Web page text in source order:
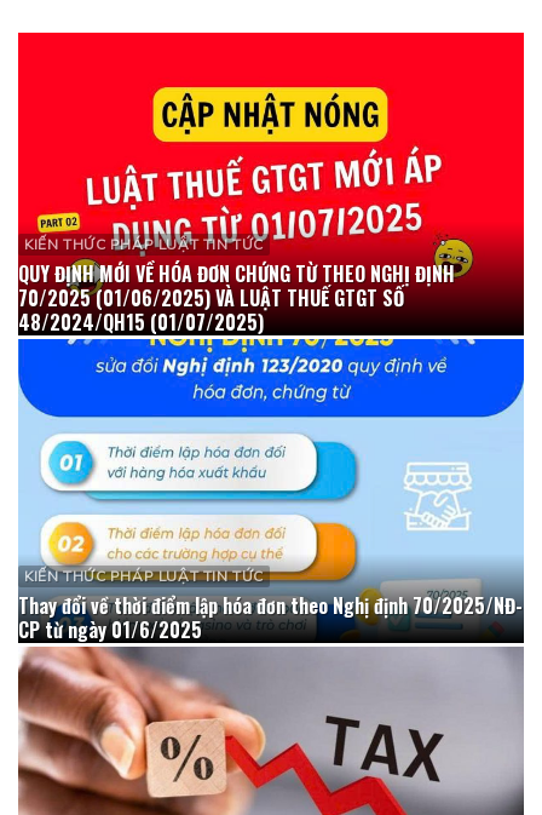
KIẾN THỨC PHÁP LUẬT TIN TỨC
QUY ĐỊNH MỚI VỀ HÓA ĐƠN CHỨNG TỪ THEO NGHỊ ĐỊNH
70/2025 (01/06/2025) VÀ LUẬT THUẾ GTGT SỐ
48/2024/QH15 (01/07/2025)
KIẾN THỨC PHÁP LUẬT TIN TỨC
Thay đổi về thời điểm lập hóa đơn theo Nghị định 70/2025/NĐ-
CP từ ngày 01/6/2025